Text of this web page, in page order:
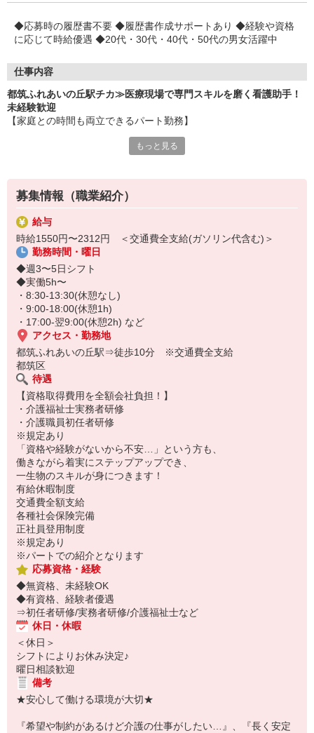
◆応募時の履歴書不要 ◆履歴書作成サポートあり ◆経験や資格
に応じて時給優遇 ◆20代・30代・40代・50代の男女活躍中
仕事内容
都筑ふれあいの丘駅チカ≫医療現場で専門スキルを磨く看護助手！
未経験歓迎
【家庭との時間も両立できるパート勤務】
一度身についた介助技術や医療知識は、どこの病院や介護施設でも
〜仕事内容〜
◆療養環境の提供： 病室の清掃やベッドメイクを通じた衛生管理
◆生活介助業務： 患者様の身体状況に合わせた介助全般
◆医療周辺業務： 医療器具のセッティング、滅菌・消毒処理
◆物品管理： 院内備品の在庫管理・発注、搬送業務
など
もっと見る
募集情報（職業紹介）
給与
時給1550円〜2312円 ＜交通費全支給(ガソリン代含む)＞
勤務時間・曜日
◆週3〜5日シフト
◆実働5h〜
・8:30-13:30(休憩なし)
・9:00-18:00(休憩1h)
・17:00-翌9:00(休憩2h) など
アクセス・勤務地
都筑ふれあいの丘駅⇒徒歩10分 ※交通費全支給
都筑区
待遇
【資格取得費用を全額会社負担！】
・介護福祉士実務者研修
・介護職員初任者研修
※規定あり
「資格や経験がないから不安…」という方も、
働きながら着実にステップアップでき、
一生物のスキルが身につきます！
有給休暇制度
交通費全額支給
各種社会保険完備
正社員登用制度
※規定あり
※パートでの紹介となります
応募資格・経験
◆無資格、未経験OK
◆有資格、経験者優遇
⇒初任者研修/実務者研修/介護福祉士など
休日・休暇
＜休日＞
シフトによりお休み決定♪
曜日相談歓迎
備考
★安心して働ける環境が大切★
『希望や制約があるけど介護の仕事がしたい…』、『長く安定